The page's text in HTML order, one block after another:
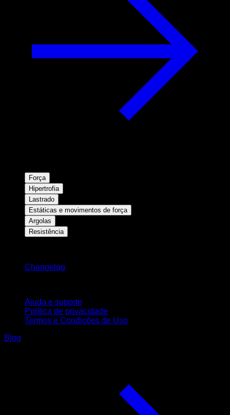
Força
Hipertrofia
Lastrado
Estáticas e movimentos de força
Argolas
Resistência
Changelog
Ajuda e suporte
Política de privacidade
Termos e Condições de Uso
Blog